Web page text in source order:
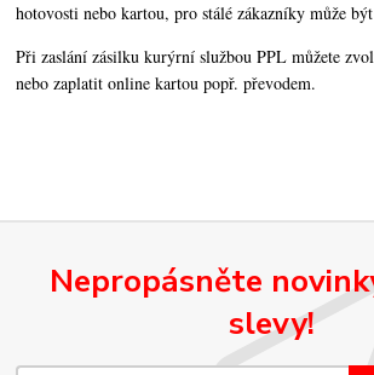
hotovosti nebo kartou, pro stálé zákazníky může
Při zaslání zásilku kurýrní službou PPL můžete
nebo zaplatit online kartou popř. převodem.
Nepropásněte
slevy!